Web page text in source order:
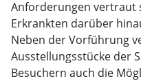
Anforderungen vertraut
Erkrankten darüber
Neben der Vorführung
Ausstellungsstücke der
Besuchern auch die